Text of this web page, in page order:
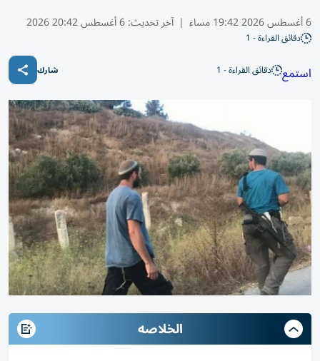
6 أغسطس 2026 19:42 مساء | آخر تحديث:6 أغسطس 20:42 2026
دقائق القراءة - 1
استمع دقائق القراءة - 1 شارك
الخلاصه